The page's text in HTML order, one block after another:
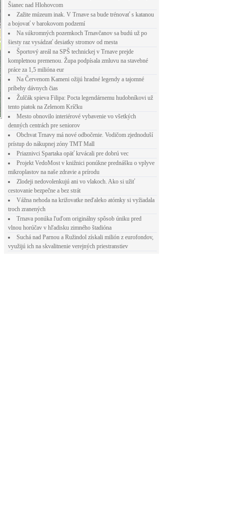
Šianec nad Hlohovcom
Zažite múzeum inak. V Trnave sa bude trénovať s katanou
a bojovať v barokovom podzemí
Na súkromných pozemkoch Trnavčanov sa budú už po
šiesty raz vysádzať desiatky stromov od mesta
Športový areál na SPŠ technickej v Trnave prejde
kompletnou premenou. Župa podpísala zmluvu na stavebné
práce za 1,5 milióna eur
Na Červenom Kameni ožijú hradné legendy a tajomné
príbehy dávnych čias
Žulčák spieva Filipa: Pocta legendárnemu hudobníkovi už
tento piatok na Zelenom Kríčku
Mesto obnovilo interiérové vybavenie vo všetkých
denných centrách pre seniorov
Obchvat Trnavy má nové odbočenie. Vodičom zjednoduší
prístup do nákupnej zóny TMT Mall
Priaznivci Spartaka opäť krvácali pre dobrú vec
Projekt VedoMost v knižnici ponúkne prednášku o vplyve
mikroplastov na naše zdravie a prírodu
Zlodeji nedovolenkujú ani vo vlakoch. Ako si užiť
cestovanie bezpečne a bez strát
Vážna nehoda na križovatke neďaleko atómky si vyžiadala
troch zranených
Trnava ponúka ľuďom originálny spôsob úniku pred
vlnou horúčav v hľadisku zimného štadióna
Suchá nad Parnou a Ružindol získali milión z eurofondov,
využijú ich na skvalitnenie verejných priestranstiev